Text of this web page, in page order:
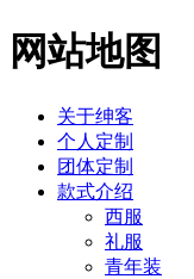
网站地图
关于绅客
个人定制
团体定制
款式介绍
西服
礼服
青年装